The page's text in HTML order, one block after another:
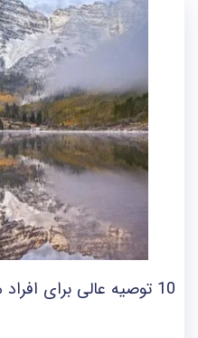
10 توصیه عالی برای افراد مبتدی در عکاسی منظره